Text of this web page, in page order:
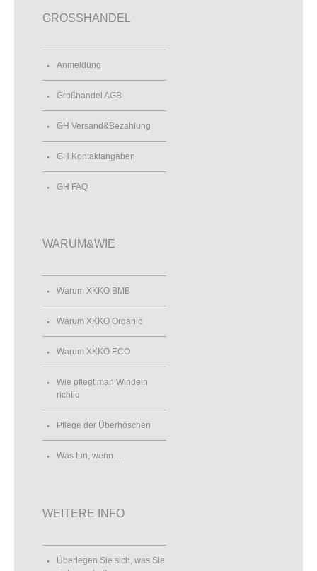
GROSSHANDEL
Anmeldung
Großhandel AGB
GH Versand&Bezahlung
GH Kontaktangaben
GH FAQ
WARUM&WIE
Warum XKKO BMB
Warum XKKO Organic
Warum XKKO ECO
Wie pflegt man Windeln
richtiq
Pflege der Überhöschen
Was tun, wenn…
WEITERE INFO
Überlegen Sie sich, was Sie